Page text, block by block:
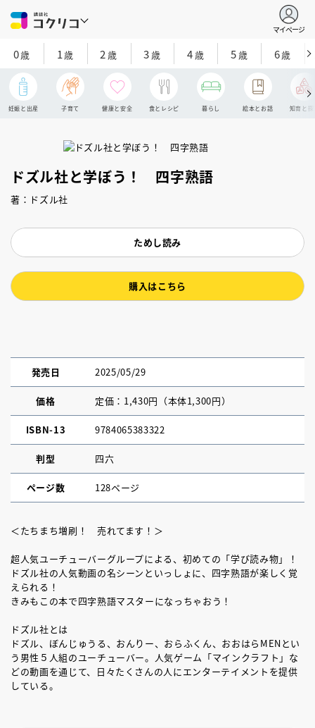
マイページ
0歳 1歳 2 歳 3歳 4歳 5歳 6歳
妊娠と出産 子育て 健康と安全 食とレシピ 暮らし 絵本とお話 知育と探
ドズル社と学ぼう！ 四字熟語
著：ドズル社
ためし読み
購入はこちら
発売日 2025/05/29
価格 定価：1,430円（本体1,300円）
ISBN-13 9784065383322
判型 四六
ページ数 128ページ
＜たちまち増刷！ 売れてます！＞
超人気ユーチューバーグループによる、初めての「学び読み物」！
ドズル社の人気動画の名シーンといっしょに、四字熟語が楽しく覚
えられる！
きみもこの本で四字熟語マスターになっちゃおう！
ドズル社とは
ドズル、ぼんじゅうる、おんりー、おらふくん、おおはらMENとい
う男性５人組のユーチューバー。人気ゲーム「マインクラフト」な
どの動画を通じて、日々たくさんの人にエンターテイメントを提供
している。